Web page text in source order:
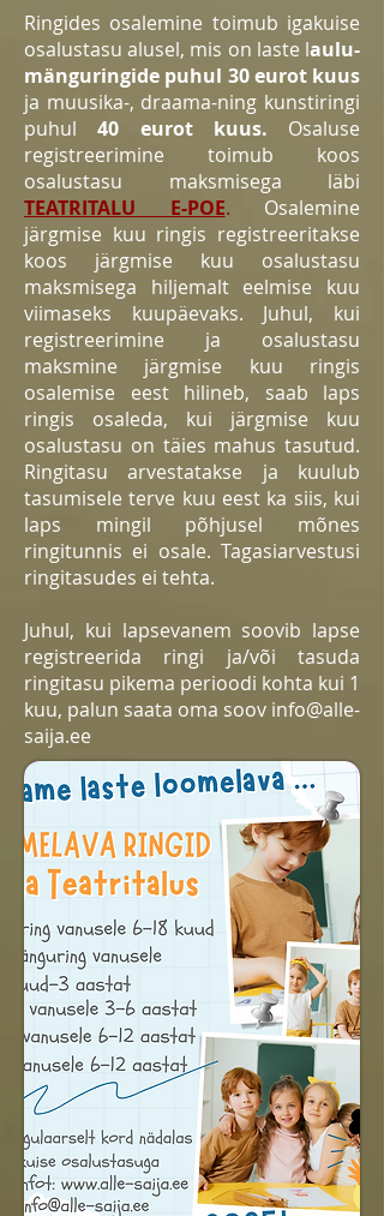
Ringides osalemine toimub igakuise
osalustasu alusel, mis on laste laulu-
mänguringide puhul 30 eurot kuus
ja muusika-, draama-ning kunstiringi
puhul 40 eurot kuus. Osaluse
registreerimine toimub koos
osalustasu maksmisega läbi
TEATRITALU E-POE. Osalemine
järgmise kuu ringis registreeritakse
koos järgmise kuu osalustasu
maksmisega hiljemalt eelmise kuu
viimaseks kuupäevaks. Juhul, kui
registreerimine ja osalustasu
maksmine järgmise kuu ringis
osalemise eest hilineb, saab laps
ringis osaleda, kui järgmise kuu
osalustasu on täies mahus tasutud.
Ringitasu arvestatakse ja kuulub
tasumisele terve kuu eest ka siis, kui
laps mingil põhjusel mõnes
ringitunnis ei osale. Tagasiarvestusi
ringitasudes ei tehta.
Juhul, kui lapsevanem soovib lapse
registreerida ringi ja/või tasuda
ringitasu pikema perioodi kohta kui 1
kuu, palun saata oma soov info@alle-
saija.ee